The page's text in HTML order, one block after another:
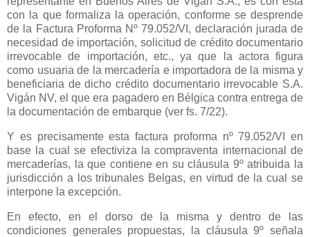
con la que formaliza la operación, conforme se desprende
de la Factura Proforma Nº 79.052/VI, declaración jurada de
necesidad de importación, solicitud de crédito documentario
irrevocable de importación, etc., ya que la actora figura
como usuaria de la mercadería e importadora de la misma y
beneficiaria de dicho crédito documentario irrevocable S.A.
Vigán NV, el que era pagadero en Bélgica contra entrega de
la documentación de embarque (ver fs. 7/22).
Y es precisamente esta factura proforma nº 79.052/VI en
base la cual se efectiviza la compraventa internacional de
mercaderías, la que contiene en su cláusula 9º atribuida la
jurisdicción a los tribunales Belgas, en virtud de la cual se
interpone la excepción.
En efecto, en el dorso de la misma y dentro de las
condiciones generales propuestas, la cláusula 9º señala